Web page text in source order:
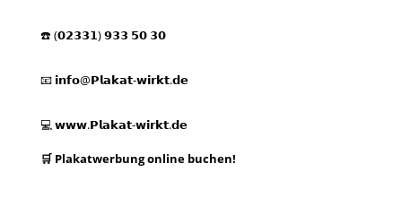
☎️ (𝟬𝟮𝟯𝟯𝟭) 𝟵𝟯𝟯 𝟱𝟬 𝟯𝟬
📧 𝗶𝗻𝗳𝗼@𝗣𝗹𝗮𝗸𝗮𝘁-𝘄𝗶𝗿𝗸𝘁.𝗱𝗲
💻𝘄𝘄𝘄.𝗣𝗹𝗮𝗸𝗮𝘁-𝘄𝗶𝗿𝗸𝘁.𝗱𝗲
🛒 Plakatwerbung online buchen!